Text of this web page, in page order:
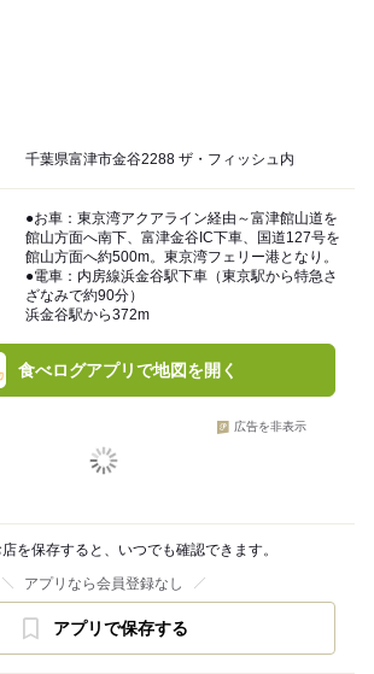
千葉県富津市金谷2288 ザ・フィッシュ内
●お車：東京湾アクアライン経由～富津館山道を
館山方面へ南下、富津金谷IC下車、国道127号を
館山方面へ約500m。東京湾フェリー港となり。
●電車：内房線浜金谷駅下車（東京駅から特急さ
ざなみで約90分）
浜金谷駅から372m
食べログアプリで地図を開く
広告を非表示
を保存すると、いつでも確認できます。
アプリなら会員登録なし
アプリで保存する